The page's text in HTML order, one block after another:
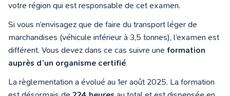
votre région qui est responsable de cet examen.
Si vous n’envisagez que de faire du transport léger de
marchandises (véhicule inférieur à 3,5 tonnes), l’examen est
différent. Vous devez dans ce cas suivre une formation
auprès d’un organisme certifié.
La règlementation a évolué au 1er août 2025. La formation